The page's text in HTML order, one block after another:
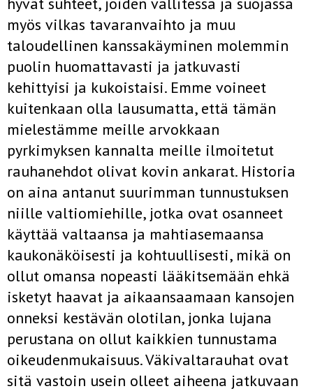
myös vilkas tavaranvaihto ja muu
taloudellinen kanssakäyminen molemmin
puolin huomattavasti ja jatkuvasti
kehittyisi ja kukoistaisi. Emme voineet
kuitenkaan olla lausumatta, että tämän
mielestämme meille arvokkaan
pyrkimyksen kannalta meille ilmoitetut
rauhanehdot olivat kovin ankarat. Historia
on aina antanut suurimman tunnustuksen
niille valtiomiehille, jotka ovat osanneet
käyttää valtaansa ja mahtiasemaansa
kaukonäköisesti ja kohtuullisesti, mikä on
ollut omansa nopeasti lääkitsemään ehkä
isketyt haavat ja aikaansaamaan kansojen
onneksi kes­tävän olotilan, jonka lujana
perustana on ollut kaikkien tunnustama
oikeudenmukaisuus. Väkivaltarauhat ovat
sitä vastoin usein olleet aiheena jatkuvaan